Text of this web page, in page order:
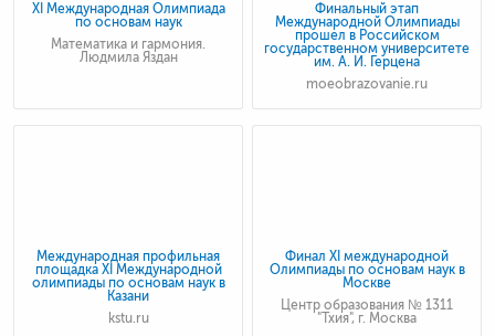
XI Международная Олимпиада
по основам наук
Математика и гармония.
Людмила Яздан
Финальный этап
Международной Олимпиады
прошел в Российском
государственном университете
им. А. И. Герцена
moeobrazovanie.ru
Международная профильная
площадка XI Международной
олимпиады по основам наук в
Казани
kstu.ru
Финал XI международной
Олимпиады по основам наук в
Москве
Центр образования № 1311
"Тхия", г. Москва